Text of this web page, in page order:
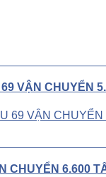
VẬN CHUYỂN
CHUYỂN 6.600